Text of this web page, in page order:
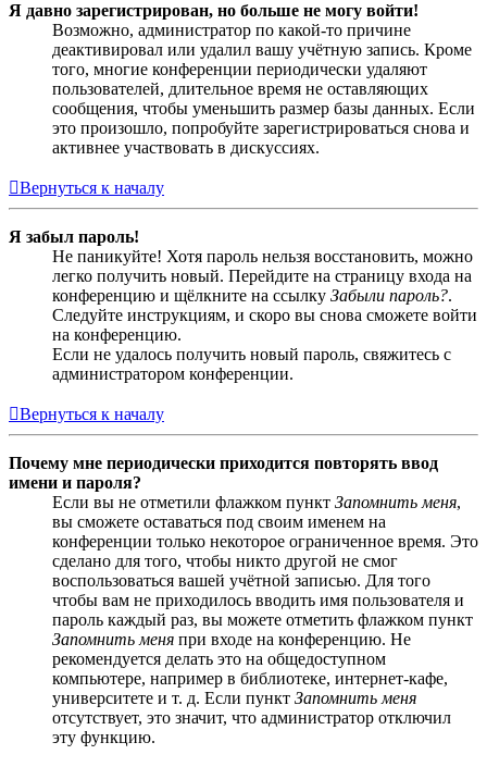
Я давно зарегистрирован, но больше не могу войти!
Возможно, администратор по какой-то причине
деактивировал или удалил вашу учётную запись. Кроме
того, многие конференции периодически удаляют
пользователей, длительное время не оставляющих
сообщения, чтобы уменьшить размер базы данных. Если
это произошло, попробуйте зарегистрироваться снова и
активнее участвовать в дискуссиях.
Вернуться к началу
Я забыл пароль!
Не паникуйте! Хотя пароль нельзя восстановить, можно
легко получить новый. Перейдите на страницу входа на
конференцию и щёлкните на ссылку Забыли пароль?.
Следуйте инструкциям, и скоро вы снова сможете войти
на конференцию.
Если не удалось получить новый пароль, свяжитесь с
администратором конференции.
Вернуться к началу
Почему мне периодически приходится повторять ввод
имени и пароля?
Если вы не отметили флажком пункт Запомнить меня,
вы сможете оставаться под своим именем на
конференции только некоторое ограниченное время. Это
сделано для того, чтобы никто другой не смог
воспользоваться вашей учётной записью. Для того
чтобы вам не приходилось вводить имя пользователя и
пароль каждый раз, вы можете отметить флажком пункт
Запомнить меня при входе на конференцию. Не
рекомендуется делать это на общедоступном
компьютере, например в библиотеке, интернет-кафе,
университете и т. д. Если пункт Запомнить меня
отсутствует, это значит, что администратор отключил
эту функцию.